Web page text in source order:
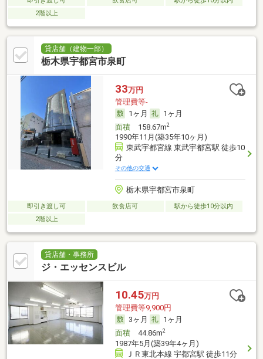
2階以上
貸店舗（建物一部）
栃木県宇都宮市泉町
33万円
管理費等-
1ヶ月
1ヶ月
面積158.67m2
1990年11月(築35年10ヶ月)
東武宇都宮線 東武宇都宮駅 徒歩10
分
その他の交通
栃木県宇都宮市泉町
即引き渡し可 飲食店可
駅から徒歩10分以内
2階以上
貸店舗・事務所
ジ・エッセンスビル
10.45万円
管理費等9,900円
3ヶ月
1ヶ月
面積44.86m2
1987年5月(築39年4ヶ月)
ＪＲ東北本線 宇都宮駅 徒歩11分